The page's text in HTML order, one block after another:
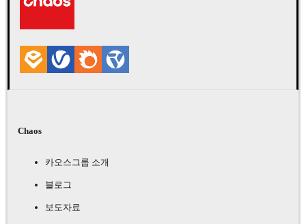
Chaos
카오스그룹 소개
블로그
보도자료